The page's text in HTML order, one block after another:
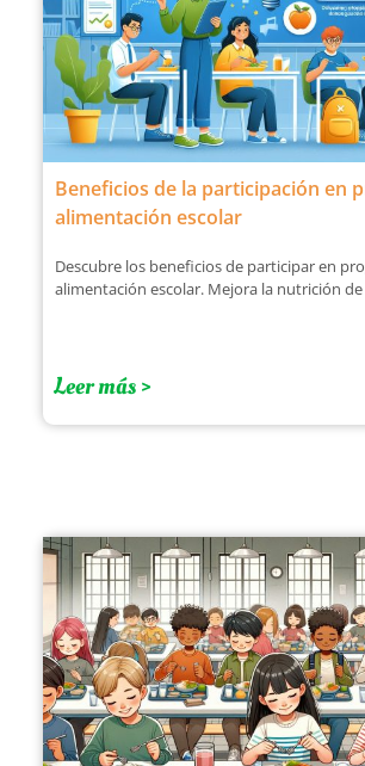
Beneficios de la participación en
alimentación escolar
Descubre los beneficios de participar en
alimentación escolar. Mejora la nutrición
Leer más >